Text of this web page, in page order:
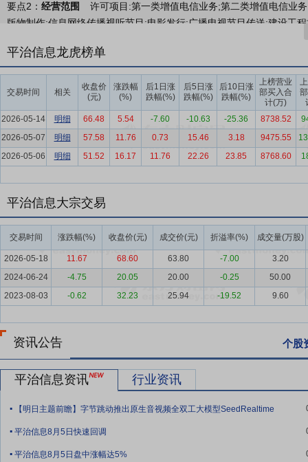
要点2： 经营范围
许可项目:第一类增值电信业务;第二类增值电信业
版物制作;信息网络传播视听节目;电影发行;广播电视节目传送;建设工
制作服务;会议及展览服务;礼仪服务;微特电机及组件制造;光缆制造;
移动通信设备制造;光通信设备制造;音响设备制造;数字家庭产品制造;
终端设备制造;终端测试设备制造;网络设备制造;广播电视设备制造(不
件销售;通讯设备销售;电子元器件批发;国内贸易代理;互联网销售(除
电子器件销售;电子元器件与机电组件设备销售;终端测试设备销售;物
视频监控系统销售;通讯设备修理;物联网设备制造;智能家庭消费设备
件零售;电力电子元器件销售;电子真空器件销售;集成电路芯片及产品
含危险化学品);服装服饰零售;针纺织品销售;化妆品零售;金属工具销
活动)。
要点3：算力业务
算力业务作为公司近两年聚焦的主营业务，规模
稳定性测试，并将服务器部署于通信运营商或第三方数据中心内。公
流程服务，通过持续的技术保障确保算力高效、稳定输出。该项业务
要点4：其他通信业务产品
公司其他通信业务产品主要包括通信设备
要点5：算力行业
算力已成为数字经济的核心生产力，2024-2025年
数字经济发展工作要点》，提出提升数字经济核心竞争力，促进科技
业集群，推动数据产业、数据标注产业高质量发展，支持人工智能技
案》，强调深度挖掘人工智能应用场景，积极开展人工智能高质量数
域广泛深度融合，新一代智能终端、智能体等应用普及率超70%；到
增长极；到2035年，全面步入智能经济和智能社会发展新阶段。
平治信息龙虎榜单
交易时间 相关
收盘价
(元)
涨跌幅
(%)
后1日涨
跌幅(%)
后5日涨
跌幅(%)
后10日涨
跌幅(%)
上榜营业
部买入合
计(万)
2026-05-14
明细 66.48 5.54 -7.60 -10.63 -25.36 8738.52
2026-05-07
明细 57.58 11.76 0.73 15.46 3.18 9475.55
2026-05-06
明细 51.52 16.17 11.76 22.26 23.85 8768.60
平治信息大宗交易
交易时间 涨跌幅(%) 收盘价(元) 成交价(元) 折溢率(%) 成交量(万股)
2026-05-18 11.67 68.60 63.80 -7.00
3.20
2024-06-24
-4.75 20.05 20.00 -0.25
50.00
2023-08-03
-0.62 32.23 25.94 -19.52 9.60
资讯公告 个股
平治信息资讯 行业资讯
. 【明日主题前瞻】字节跳动推出原生音视频全双工大模型SeedRealtime
. 平治信息8月5日快速回调
. 平治信息8月5日盘中涨幅达5%